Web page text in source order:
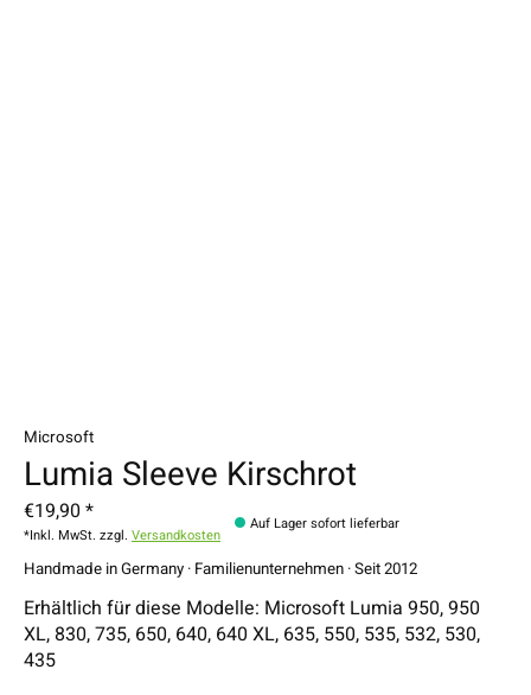
Microsoft
Lumia Sleeve Kirschrot
€19,90 *
*Inkl. MwSt. zzgl. Versandkosten
Auf Lager sofort lieferbar
Handmade in Germany · Familienunternehmen · Seit 2012
Erhältlich für diese Modelle: Microsoft Lumia 950, 950
XL, 830, 735, 650, 640, 640 XL, 635, 550, 535, 532, 530,
435